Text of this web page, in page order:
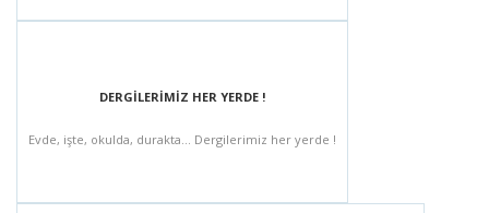
DERGİLERİMİZ HER YERDE !
Evde, işte, okulda, durakta... Dergilerimiz her yerde !